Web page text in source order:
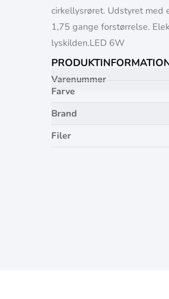
cirkellysrøret. Udstyret
1,75 gange forstørrelse.
lyskilden.LED 6W
Varenummer
Farve
Brand
Filer